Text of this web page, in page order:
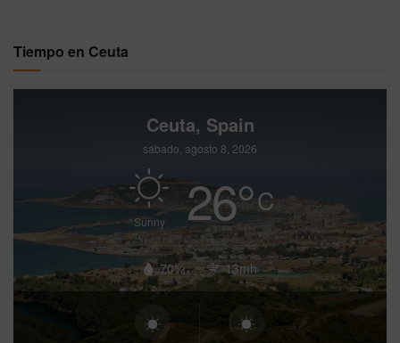
Tiempo en Ceuta
Ceuta, Spain
sábado, agosto 8, 2026
Sunny 26°C
70% 13mh